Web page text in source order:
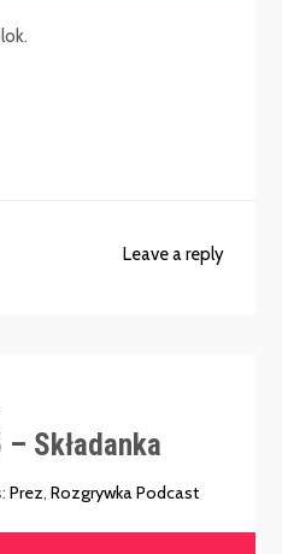
Leave a reply
Składanka
Prez,Rozgrywka Podcast